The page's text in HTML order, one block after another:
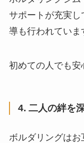
サポートが充実
導も行われていま
初めての人でも安
4. 二人の絆を
ボルダリングは